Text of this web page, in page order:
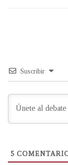
Suscribir
5